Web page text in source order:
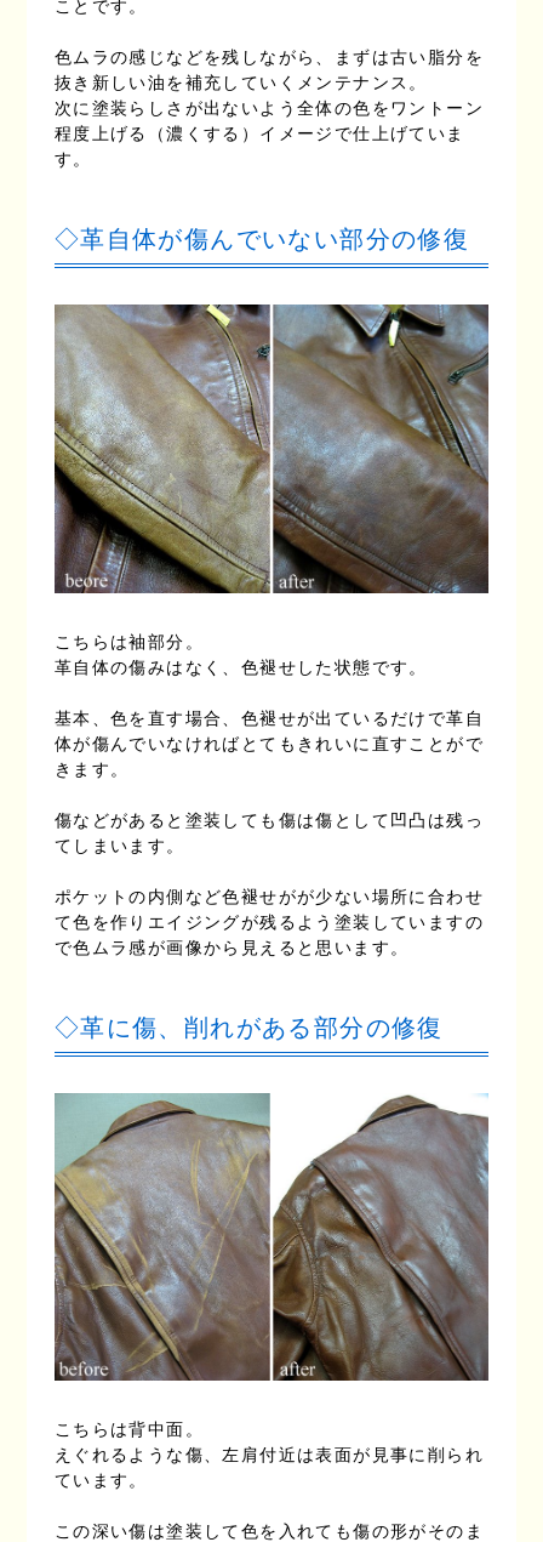
ことです。
色ムラの感じなどを残しながら、まずは古い脂分を
抜き新しい油を補充していくメンテナンス。
次に塗装らしさが出ないよう全体の色をワントーン
程度上げる（濃くする）イメージで仕上げていま
す。
◇革自体が傷んでいない部分の修復
こちらは袖部分。
革自体の傷みはなく、色褪せした状態です。
基本、色を直す場合、色褪せが出ているだけで革自
体が傷んでいなければとてもきれいに直すことがで
きます。
傷などがあると塗装しても傷は傷として凹凸は残っ
てしまいます。
ポケットの内側など色褪せがが少ない場所に合わせ
て色を作りエイジングが残るよう塗装していますの
で色ムラ感が画像から見えると思います。
◇革に傷、削れがある部分の修復
こちらは背中面。
えぐれるような傷、左肩付近は表面が見事に削られ
ています。
この深い傷は塗装して色を入れても傷の形がそのま